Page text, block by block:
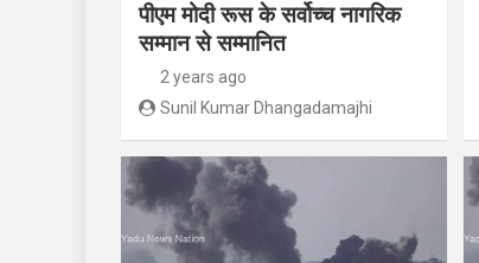
पीएम मोदी रूस के सर्वोच्च नागरिक
सम्मान से सम्मानित
2 years ago
Sunil Kumar Dhangadamajhi